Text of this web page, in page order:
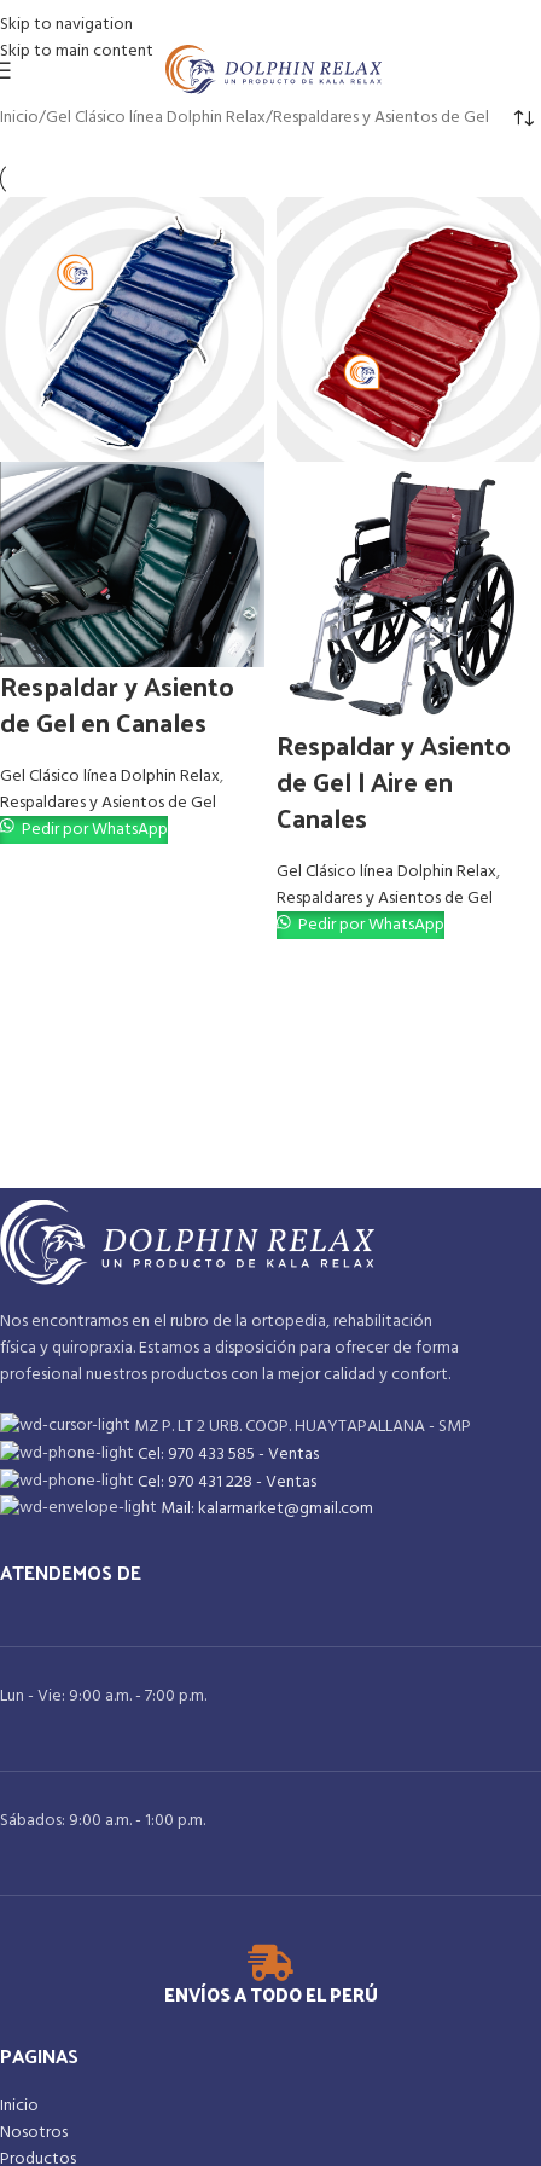
Skip to navigation
Skip to main content
Inicio Gel Clásico línea Dolphin Relax Respaldares y Asientos de Gel
Respaldar y Asiento
de Gel en Canales
Gel Clásico línea Dolphin Relax,
Respaldares y Asientos de Gel
Pedir por WhatsApp
Respaldar y Asiento
de Gel | Aire en
Canales
Gel Clásico línea Dolphin Relax,
Respaldares y Asientos de Gel
Pedir por WhatsApp
Nos encontramos en el rubro de la ortopedia, rehabilitación
física y quiropraxia. Estamos a disposición para ofrecer de forma
profesional nuestros productos con la mejor calidad y confort.
MZ P. LT 2 URB. COOP. HUAYTAPALLANA - SMP
Cel: 970 433 585 - Ventas
Cel: 970 431 228 - Ventas
Mail: kalarmarket@gmail.com
ATENDEMOS DE
Lun - Vie: 9:00 a.m. - 7:00 p.m.
Sábados: 9:00 a.m. - 1:00 p.m.
ENVÍOS A TODO EL PERÚ
PAGINAS
Inicio
Nosotros
Productos